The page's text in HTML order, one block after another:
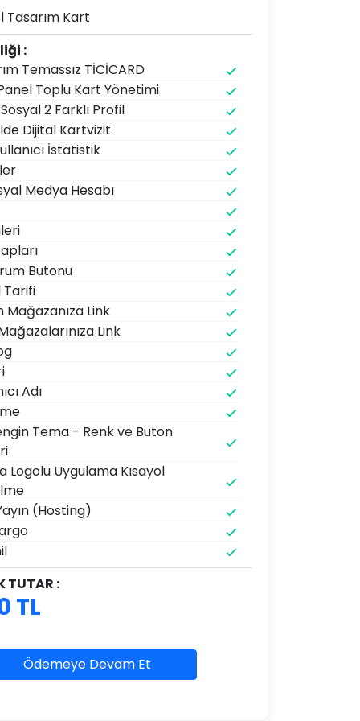
Tasarım Kart
:
Temassız TİCİCARD
Toplu Kart Yönetimi
2 Farklı Profil
Dijital Kartvizit
İstatistik
Medya Hesabı
Butonu
Tarifi
Mağazanıza Link
Link
Adı
Tema - Renk ve Buton
Logolu Uygulama Kısayol
Yayın (Hosting)
TUTAR :
TL